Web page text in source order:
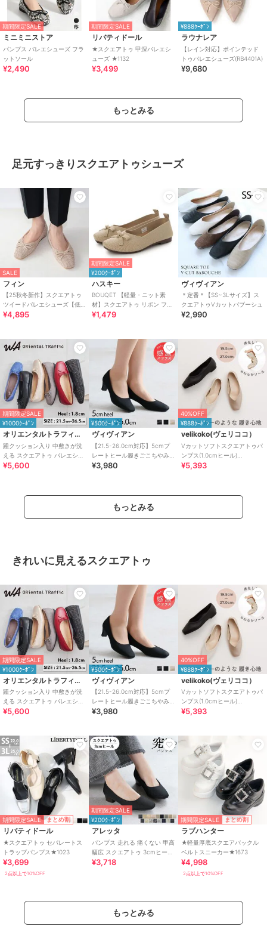
期間限定SALE
ミニミニストア
パンプス バレエシューズ フラ
ットソール
¥2,490
期間限定SALE
リバティドール
★スクエアトゥ 甲深バレエシ
ューズ ★1132
¥3,499
¥888ｸｰﾎﾟﾝ
ラウナレア
【レイン対応】ポインテッド
トゥバレエシューズ(RB4401A)
¥9,680
もっとみる
足元すっきりスクエアトゥシューズ
SALE
フィン
【25秋冬新作】スクエアトゥ
ツイードバレエシューズ【低
反発スポンジ入り】
¥4,895
期間限定SALE
¥200ｸｰﾎﾟﾝ
ハスキー
BOUQET 【軽量・ニット素
材】スクエアトゥ リボン フラ
ットパンプス/バレエシューズ
¥1,479
ヴィヴィアン
＊定番＊【SS~3Lサイズ】ス
クエアトゥVカットバブーシュ
¥2,990
期間限定SALE
¥1000ｸｰﾎﾟﾝ
オリエンタルトラフィック
踵クッション入り 中敷きが洗
える スクエアトゥ バレエシュ
ーズ /R-4009
¥5,600
¥500ｸｰﾎﾟﾝ
ヴィヴィアン
【21.5-26.0cm対応】5cmプ
レートヒール履きごこちやみ
つき！スクエアトゥ感激パン
¥3,980
40%OFF
¥888ｸｰﾎﾟﾝ
velikoko(ヴェリココ）
Vカットソフトスクエアトゥパ
ンプス(1.0cmヒール)
[19.5~27.0cm]
¥5,393
もっとみる
きれいに見えるスクエアトゥ
期間限定SALE
¥1000ｸｰﾎﾟﾝ
オリエンタルトラフィック
踵クッション入り 中敷きが洗
える スクエアトゥ バレエシュ
ーズ /R-4009
¥5,600
¥500ｸｰﾎﾟﾝ
ヴィヴィアン
【21.5-26.0cm対応】5cmプ
レートヒール履きごこちやみ
つき！スクエアトゥ感激パン
¥3,980
40%OFF
¥888ｸｰﾎﾟﾝ
velikoko(ヴェリココ）
Vカットソフトスクエアトゥパ
ンプス(1.0cmヒール)
[19.5~27.0cm]
¥5,393
期間限定SALE まとめ割
リバティドール
★スクエアトゥ セパレートス
トラップパンプス★1023
¥3,699
2点以上で10%OFF
期間限定SALE
¥200ｸｰﾎﾟﾝ
アレッタ
パンプス 走れる 痛くない 甲高
幅広 スクエアトゥ 3cmヒール
チャンキーヒール 26秋冬新作
¥3,718
期間限定SALE まとめ割
ラブハンター
★軽量厚底スクエアバックル
ベルトスニーカー★1673
¥4,998
2点以上で10%OFF
もっとみる